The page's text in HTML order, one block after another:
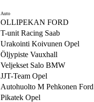
Auto
OLLIPEKAN FORD
T-unit Racing Saab
Urakointi Koivunen Opel
Öljypiste Vauxhall
Veljekset Salo BMW
JJT-Team Opel
Autohuolto M Pehkonen Ford
Pikatek Opel